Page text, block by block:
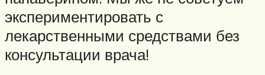
экспериментировать с
лекарственными средствами без
консультации врача!